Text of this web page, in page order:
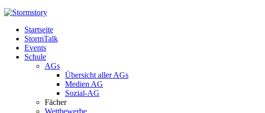
Stormstory
Eure digitale Schülerzeitung
Startseite
StormTalk
Events
Schule
AGs
Übersicht aller AGs
Medien AG
Sozial-AG
Fächer
Wettbewerbe